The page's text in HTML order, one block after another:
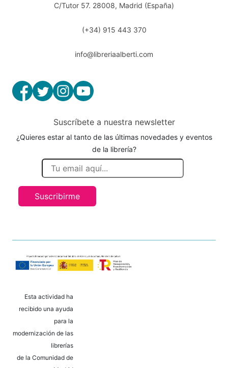
C/Tutor 57. 28008, Madrid (España)
(+34) 915 443 370
info@libreriaalberti.com
Suscríbete a nuestra newsletter
¿Quieres estar al tanto de las últimas novedades y eventos
de la librería?
Suscribirme
Esta actividad ha
recibido una ayuda
para la
modernización de las
librerías
de la Comunidad de